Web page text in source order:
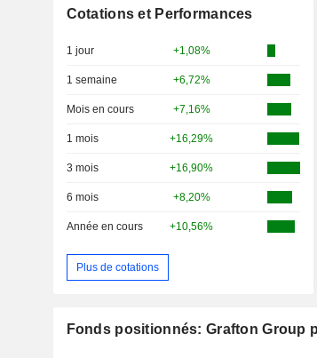
Cotations et Performances
1 jour +1,08%
1 semaine +6,72%
Mois en cours +7,16%
1 mois +16,29%
3 mois +16,90%
6 mois +8,20%
Année en cours +10,56%
Plus de cotations
Fonds positionnés: Grafton Group